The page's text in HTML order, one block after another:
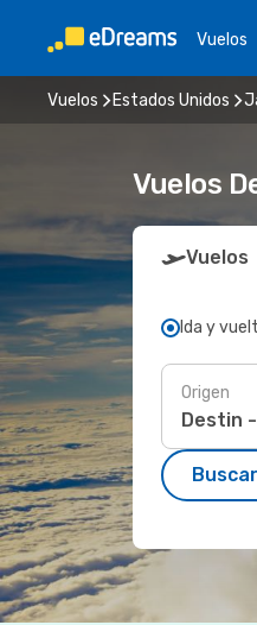
Vuelos
Vuelos Estados Unidos
Vuelos
Vuelos
Ida y
Origen